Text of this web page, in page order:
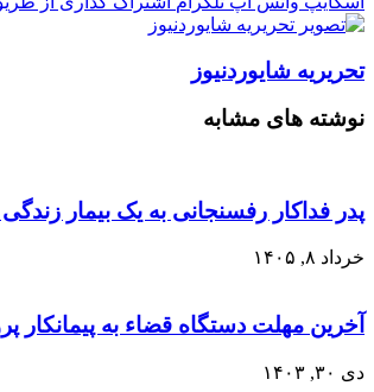
تحریریه شایوردنیوز
نوشته های مشابه
پدر فداکار رفسنجانی به یک بیمار
خرداد ۸, ۱۴۰۵
آخرین مهلت دستگاه قضاء به پیمانکار
دی ۳۰, ۱۴۰۳